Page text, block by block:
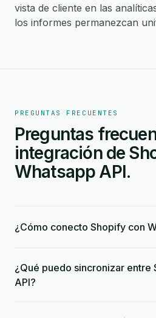
vista de cliente en las
los informes permanezcan
PREGUNTAS FRECUENTES
Preguntas
integración de
Whatsapp API.
¿Cómo conecto Shopify con
¿Qué puedo sincronizar entre
API?